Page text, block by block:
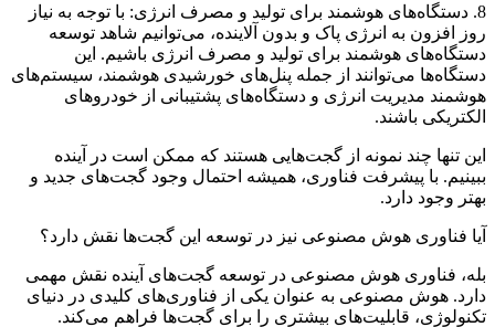
8. دستگاه‌های هوشمند برای تولید و مصرف انرژی: با توجه به نیاز
روز افزون به انرژی پاک و بدون آلاینده، می‌توانیم شاهد توسعه
دستگاه‌های هوشمند برای تولید و مصرف انرژی باشیم. این
دستگاه‌ها می‌توانند از جمله پنل‌های خورشیدی هوشمند، سیستم‌های
هوشمند مدیریت انرژی و دستگاه‌های پشتیبانی از خودرو‌های
الکتریکی باشند.
این تنها چند نمونه از گجت‌هایی هستند که ممکن است در آینده
ببینیم. با پیشرفت فناوری، همیشه احتمال وجود گجت‌های جدید و
بهتر وجود دارد.
آیا فناوری هوش مصنوعی نیز در توسعه این گجت‌ها نقش دارد؟
بله، فناوری هوش مصنوعی در توسعه گجت‌های آینده نقش مهمی
دارد. هوش مصنوعی به عنوان یکی از فناوری‌های کلیدی در دنیای
تکنولوژی، قابلیت‌های بیشتری را برای گجت‌ها فراهم می‌کند.